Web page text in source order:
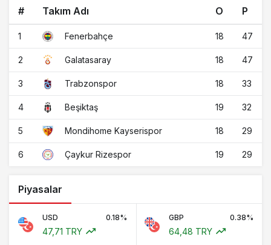
# Takım Adı O P
1 Fenerbahçe 18 47
2 Galatasaray 18 47
3 Trabzonspor 18 33
4 Beşiktaş 19 32
5 Mondihome Kayserispor 18 29
6 Çaykur Rizespor 19 29
Piyasalar
USD 0.18%
47,71 TRY
GBP 0.38%
64,48 TRY